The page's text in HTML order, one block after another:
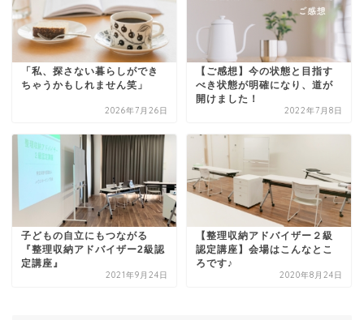
「私、探さない暮らしができ
ちゃうかもしれません笑」
2026年7月26日
【ご感想】今の状態と目指す
べき状態が明確になり、道が
開けました！
2022年7月8日
子どもの自立にもつながる
『整理収納アドバイザー2級認
定講座』
2021年9月24日
【整理収納アドバイザー２級
認定講座】会場はこんなとこ
ろです♪
2020年8月24日